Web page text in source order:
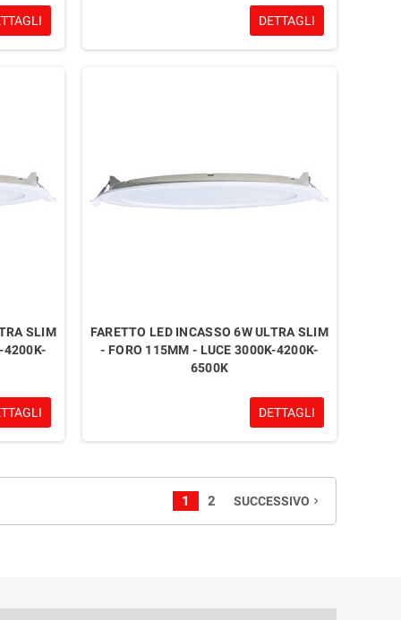
DETTAGLI
SLIM
4200K-
FARETTO LED INCASSO 6W ULTRA SLIM
- FORO 115MM - LUCE 3000K-4200K-
6500K
DETTAGLI
1 2 SUCCESSIVO navigate_next